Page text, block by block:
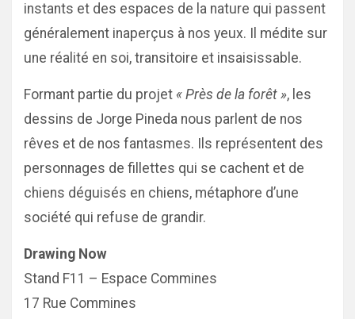
instants et des espaces de la nature qui passent
généralement inaperçus à nos yeux. Il médite sur
une réalité en soi, transitoire et insaisissable.
Formant partie du projet « Près de la forêt », les
dessins de Jorge Pineda nous parlent de nos
rêves et de nos fantasmes. Ils représentent des
personnages de fillettes qui se cachent et de
chiens déguisés en chiens, métaphore d’une
société qui refuse de grandir.
Drawing Now
Stand F11 – Espace Commines
17 Rue Commines